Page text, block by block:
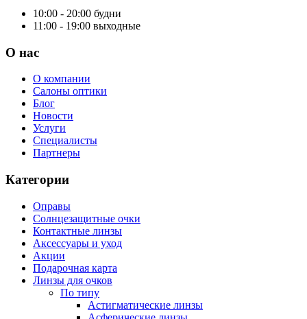
10:00 - 20:00 будни
11:00 - 19:00 выходные
О нас
О компании
Салоны оптики
Блог
Новости
Услуги
Специалисты
Партнеры
Категории
Оправы
Солнцезащитные очки
Контактные линзы
Аксессуары и уход
Акции
Подарочная карта
Линзы для очков
По типу
Астигматические линзы